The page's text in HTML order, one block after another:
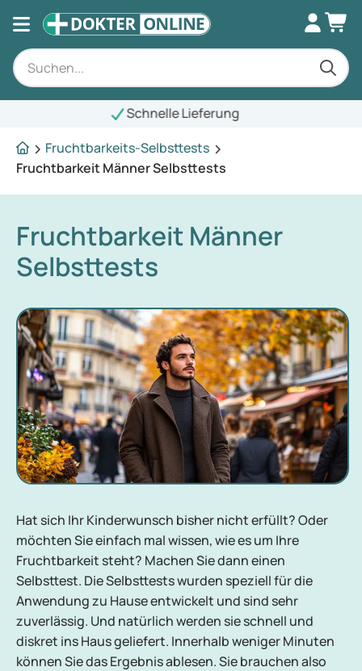
Schnelle Lieferung
Fruchtbarkeits-Selbsttests
Fruchtbarkeit Männer Selbsttests
Fruchtbarkeit Männer
Selbsttests
Hat sich Ihr Kinderwunsch bisher nicht erfüllt? Oder
möchten Sie einfach mal wissen, wie es um Ihre
Fruchtbarkeit steht? Machen Sie dann einen
Selbsttest. Die Selbsttests wurden speziell für die
Anwendung zu Hause entwickelt und sind sehr
zuverlässig. Und natürlich werden sie schnell und
diskret ins Haus geliefert. Innerhalb weniger Minuten
können Sie das Ergebnis ablesen. Sie brauchen also